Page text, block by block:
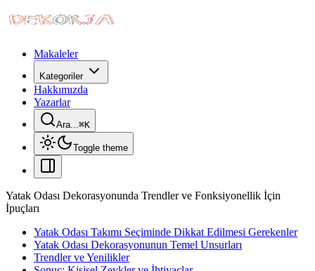
Makaleler
Kategoriler
Hakkımızda
Yazarlar
Ara...⌘K
Toggle theme
Yatak Odası Dekorasyonunda Trendler ve Fonksiyonellik İçin
İpuçları
Yatak Odası Takımı Seçiminde Dikkat Edilmesi Gerekenler
Yatak Odası Dekorasyonunun Temel Unsurları
Trendler ve Yenilikler